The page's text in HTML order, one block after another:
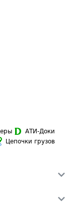
АТИ-Доки
Цепочки грузов